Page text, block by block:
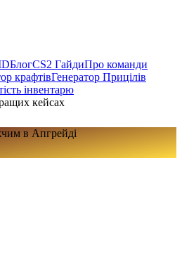
БлогCS2 ГайдиПро команди
крафтівГенератор Прицілів
інвентарю
кейсах
в Апгрейді